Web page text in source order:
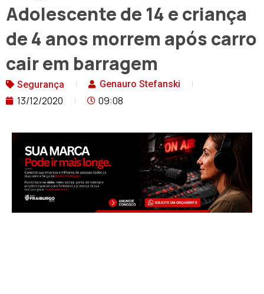
Adolescente de 14 e criança
de 4 anos morrem após carro
cair em barragem
Segurança Genauro Stefanski
13/12/2020 09:08